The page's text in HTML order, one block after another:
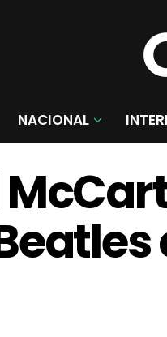
NACIONAL